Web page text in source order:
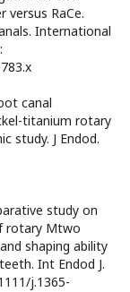
RaCe.
International
canal
titanium rotary
study. J Endod.
study on
rotary Mtwo
shaping ability
Int Endod J.
j.1365-